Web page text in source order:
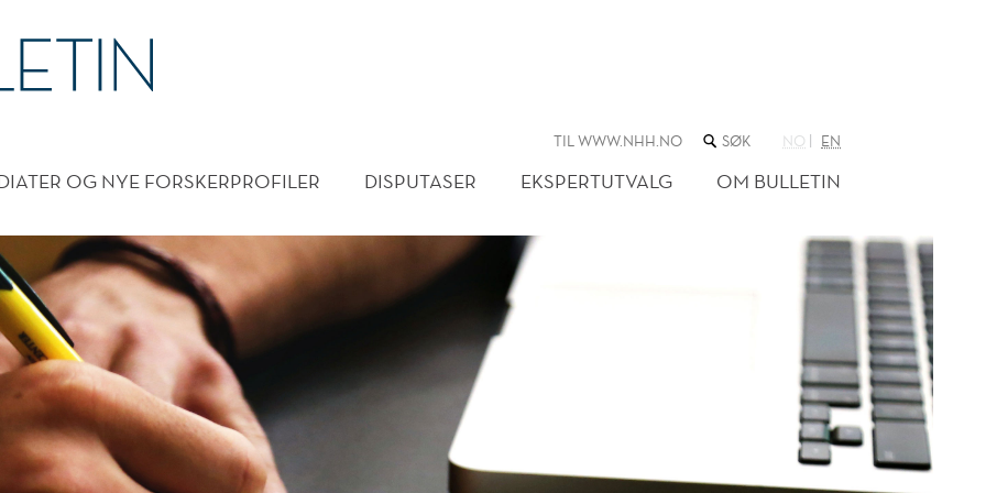
TIL WWW.NHH.NO SØK
NETTSTEDET
NO EN
OG NYE FORSKERPROFILER DISPUTASER EKSPERTUTVALG OM BULLETIN